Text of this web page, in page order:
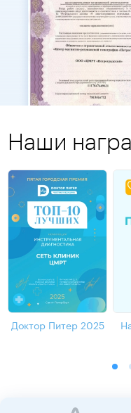
Наши
Доктор Питер 2025